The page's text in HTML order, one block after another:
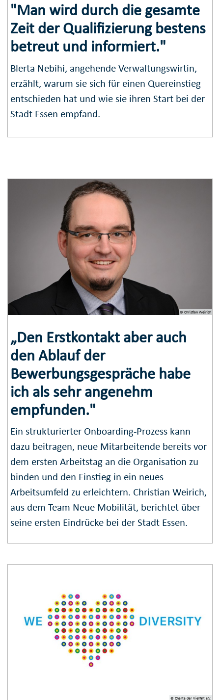
"Man wird durch die gesamte
Zeit der Qualifizierung bestens
betreut und informiert."
Blerta Nebihi, angehende Verwaltungswirtin,
erzählt, warum sie sich für einen Quereinstieg
entschieden hat und wie sie ihren Start bei der
Stadt Essen empfand.
© Christian Weirich
„Den Erstkontakt aber auch
den Ablauf der
Bewerbungsgespräche habe
ich als sehr angenehm
empfunden."
Ein strukturierter Onboarding-Prozess kann
dazu beitragen, neue Mitarbeitende bereits vor
dem ersten Arbeitstag an die Organisation zu
binden und den Einstieg in ein neues
Arbeitsumfeld zu erleichtern. Christian Weirich,
aus dem Team Neue Mobilität, berichtet über
seine ersten Eindrücke bei der Stadt Essen.
© Charta der Vielfalt e.V.